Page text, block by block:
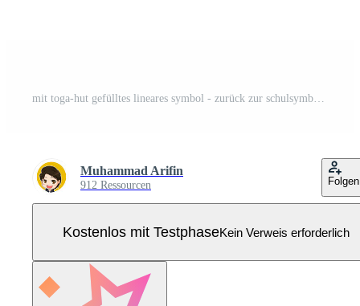
mit toga-hut gefülltes lineares symbol - zurück zur schulsymbol-vektorillustration Pro Vektor
Muhammad Arifin
912 Ressourcen Folgen
Kostenlos mit TestphaseKein Verweis erforderlich